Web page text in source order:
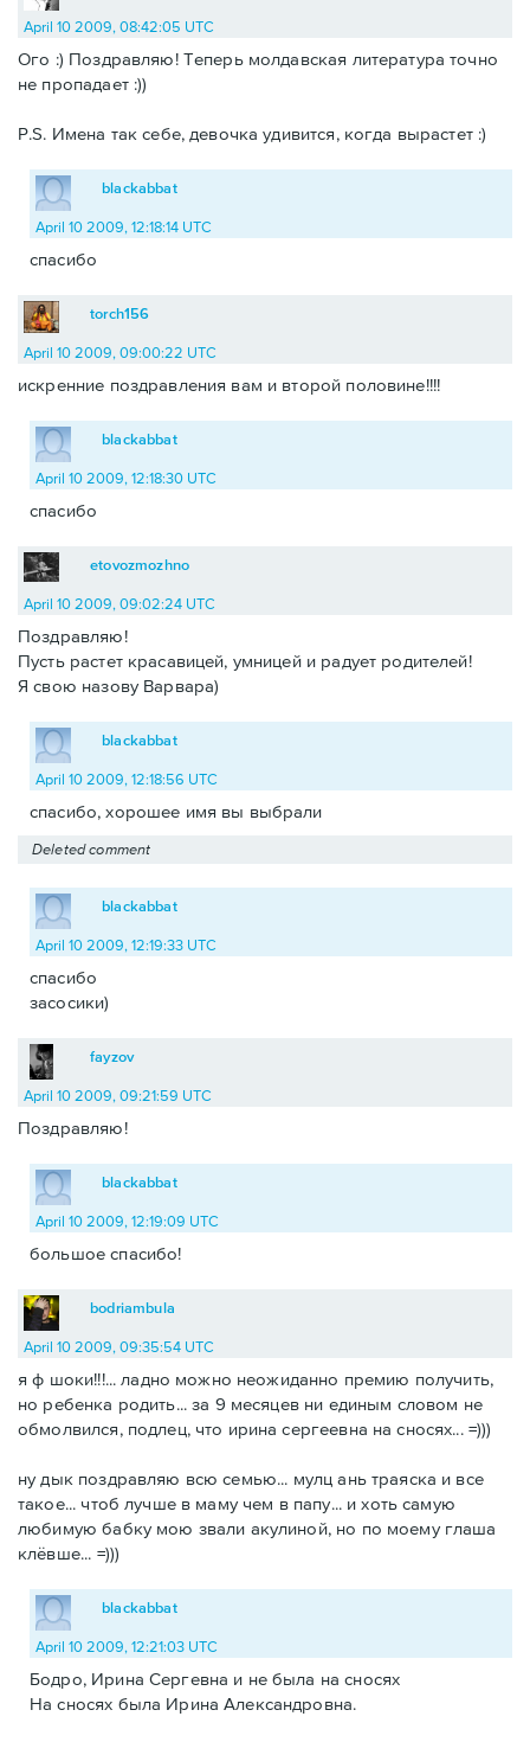
April 10 2009, 08:42:05 UTC
Ого :) Поздравляю! Теперь молдавская литература точно
не пропадает :))
P.S. Имена так себе, девочка удивится, когда вырастет :)
blackabbat
April 10 2009, 12:18:14 UTC
спасибо
torch156
April 10 2009, 09:00:22 UTC
искренние поздравления вам и второй половине!!!!
blackabbat
April 10 2009, 12:18:30 UTC
спасибо
etovozmozhno
April 10 2009, 09:02:24 UTC
Поздравляю!
Пусть растет красавицей, умницей и радует родителей!
Я свою назову Варвара)
blackabbat
April 10 2009, 12:18:56 UTC
спасибо, хорошее имя вы выбрали
Deleted comment
blackabbat
April 10 2009, 12:19:33 UTC
спасибо
засосики)
fayzov
April 10 2009, 09:21:59 UTC
Поздравляю!
blackabbat
April 10 2009, 12:19:09 UTC
большое спасибо!
bodriambula
April 10 2009, 09:35:54 UTC
я ф шоки!!!... ладно можно неожиданно премию получить,
но ребенка родить... за 9 месяцев ни единым словом не
обмолвился, подлец, что ирина сергеевна на сносях... =)))
ну дык поздравляю всю семью... мулц ань траяска и все
такое... чтоб лучше в маму чем в папу... и хоть самую
любимую бабку мою звали акулиной, но по моему глаша
клёвше... =)))
blackabbat
April 10 2009, 12:21:03 UTC
Бодро, Ирина Сергевна и не была на сносях
На сносях была Ирина Александровна.